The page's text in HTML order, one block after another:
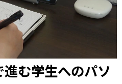
む学生へのパソ